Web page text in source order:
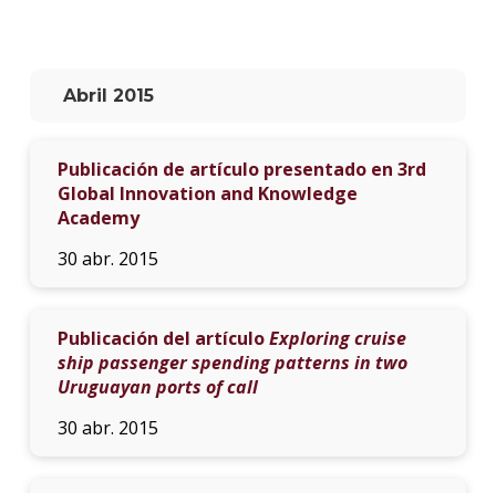
Abril 2015
Publicación de artículo presentado en 3rd
Global Innovation and Knowledge
Academy
30 abr. 2015
Publicación del artículoExploring cruise
ship passenger spending patterns in two
Uruguayan ports of call
30 abr. 2015